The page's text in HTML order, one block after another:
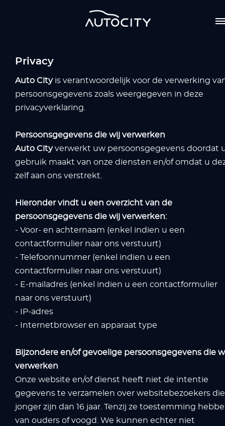
Privacy
Auto Cityis verantwoordelijk voor de verwerking
persoonsgegevens zoals weergegeven in deze
privacyverklaring.
Persoonsgegevens die wij verwerken
Auto Cityverwerkt uw persoonsgegevens doordat
gebruik maakt van onze diensten en/of omdat u
zelf aan ons verstrekt.
Hieronder vindt u een overzicht van de
persoonsgegevens die wij verwerken:
- Voor- en achternaam (enkel indien u een
contactformulier naar ons verstuurt)
- Telefoonnummer (enkel indien u een
contactformulier naar ons verstuurt)
- E-mailadres (enkel indien u een contactformulier
naar ons verstuurt)
- IP-adres
- Internetbrowser en apparaat type
Bijzondere en/of gevoelige persoonsgegevens die
verwerken
Onze website en/of dienst heeft niet de intentie
gegevens te verzamelen over websitebezoekers die
jonger zijn dan 16 jaar. Tenzij ze toestemming
van ouders of voogd. We kunnen echter niet